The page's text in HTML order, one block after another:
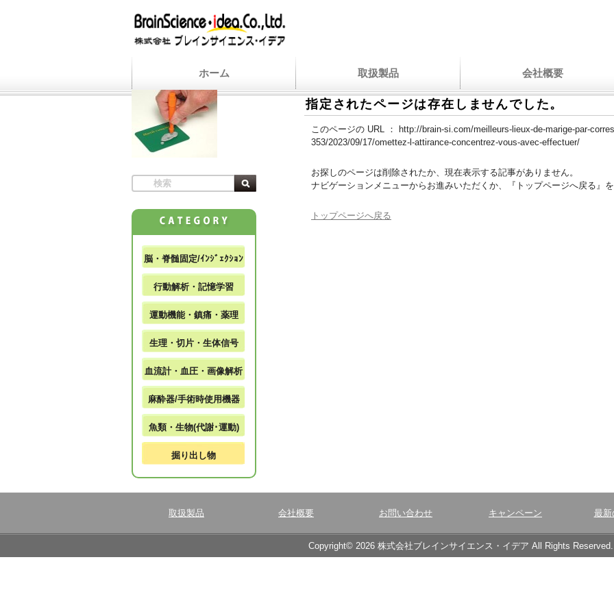
ホーム 取扱製品 会社概要
指定されたページは存在しませんでした。
このページの URL ：
http://brain-si.com/meilleurs-lieux-de-marige-par-
353/2023/09/17/omettez-l-attirance-concentrez-vous-avec-effectuer/
お探しのページは削除されたか、現在表示する記事がありません。
ナビゲーションメニューからお進みいただくか、『トップページへ戻る』を
トップページへ戻る
脳・脊髄固定/ｲﾝｼﾞｪｸｼｮﾝ
行動解析・記憶学習
運動機能・鎮痛・薬理
生理・切片・生体信号
血流計・血圧・画像解析
麻酔器/手術時使用機器
魚類・生物(代謝･運動)
掘り出し物
取扱製品 会社概要 お問い合わせ キャンペーン 最新
Copyright© 2026 株式会社ブレインサイエンス・イデア All Rights Reserved.